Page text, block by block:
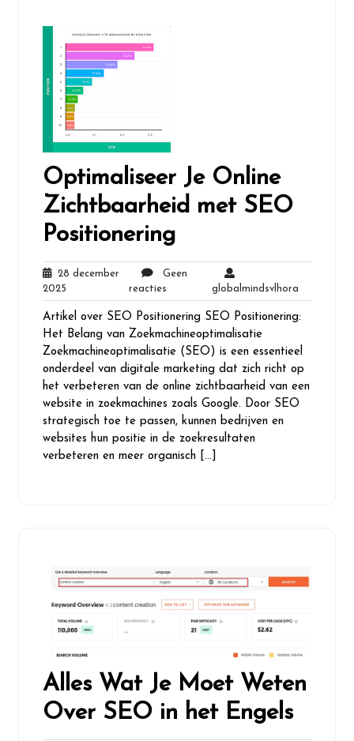
Optimaliseer Je Online
Zichtbaarheid met SEO
Positionering
28 december
2025
december
2025
Geen
reacties
reacties
globalmindsvlhora
Artikel over SEO Positionering SEO Positionering:
Het Belang van Zoekmachineoptimalisatie
Zoekmachineoptimalisatie (SEO) is een essentieel
onderdeel van digitale marketing dat zich richt op
het verbeteren van de online zichtbaarheid van een
website in zoekmachines zoals Google. Door SEO
strategisch toe te passen, kunnen bedrijven en
websites hun positie in de zoekresultaten
verbeteren en meer organisch […]
Alles Wat Je Moet Weten
Over SEO in het Engels